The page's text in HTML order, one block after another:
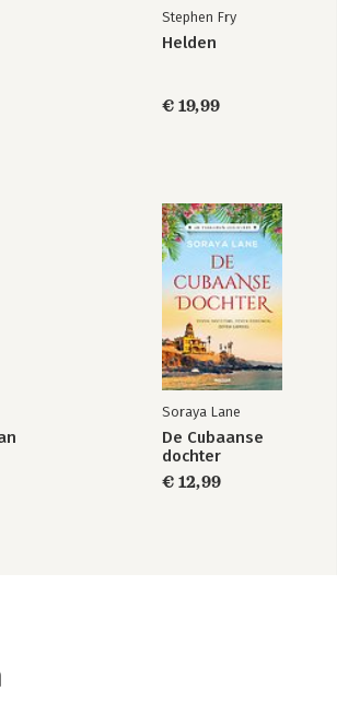
Stephen Fry
Helden
€ 19,99
Soraya Lane
De Cubaanse
dochter
€ 12,99